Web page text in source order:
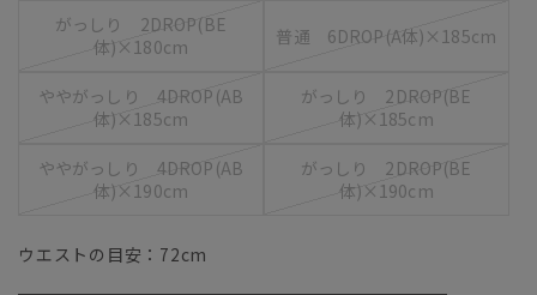
がっしり 2DROP(BE
体)×180cm
普通 6DROP(A体)×185cm
ややがっしり 4DROP(AB
体)×185cm
がっしり 2DROP(BE
体)×185cm
ややがっしり 4DROP(AB
体)×190cm
がっしり 2DROP(BE
体)×190cm
ウエストの目安： 72cm